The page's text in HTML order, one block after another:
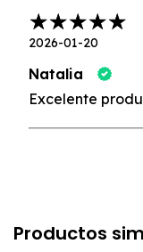
2026-01-20
Natalia
Excelente
Productos